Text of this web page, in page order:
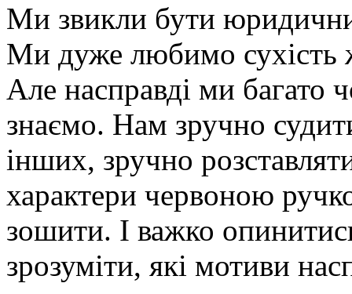
Ми звикли бути
Ми дуже любимо сухість
Але насправді ми багато
знаємо. Нам зручно
інших, зручно
характери червоною
зошити. І важко
зрозуміти, які мотиви